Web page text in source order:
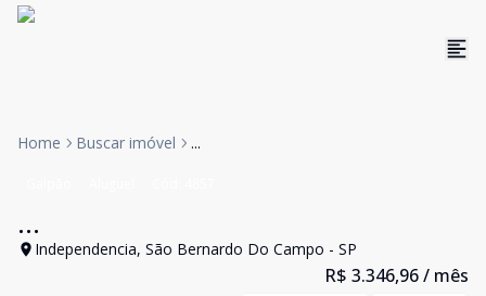
Home Buscar imóvel ...
...
Independencia, São Bernardo Do Campo - SP
R$ 3.346,96/ mês